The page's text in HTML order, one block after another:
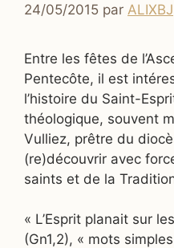
24/05/2015 par ALIXBJ
Entre les fêtes de
Pentecôte, il est
l’histoire du Saint-
théologique, souvent
Vulliez, prêtre du
(re)découvrir avec
saints et de la
« L’Esprit planait sur
(Gn1,2), « mots